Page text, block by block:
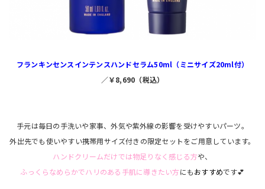
フランキンセンスインテンスハンドセラム50ml（ミニサイズ20ml付）
／￥8,690（税込）
手元は毎日の手洗いや家事、外気や紫外線の影響を受けやすいパーツ。
外出先でも使いやすい携帯用サイズ付きの限定セットをご用意しています。
ハンドクリームだけでは物足りなく感じる方や、
ふっくらなめらかでハリのある手肌に導きたい方にもおすすめです💕